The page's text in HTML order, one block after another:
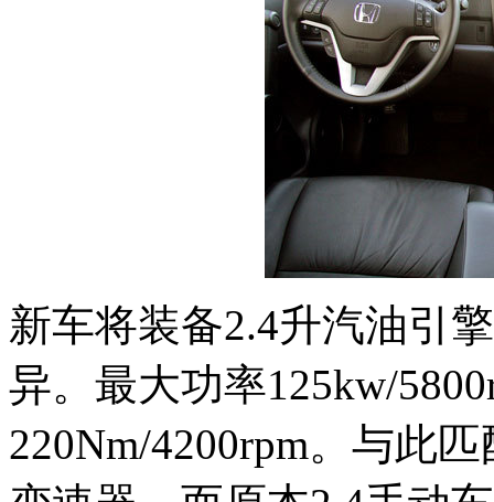
新车将装备2.4升汽油引
异。最大功率125kw/
220Nm/4200rpm。与此